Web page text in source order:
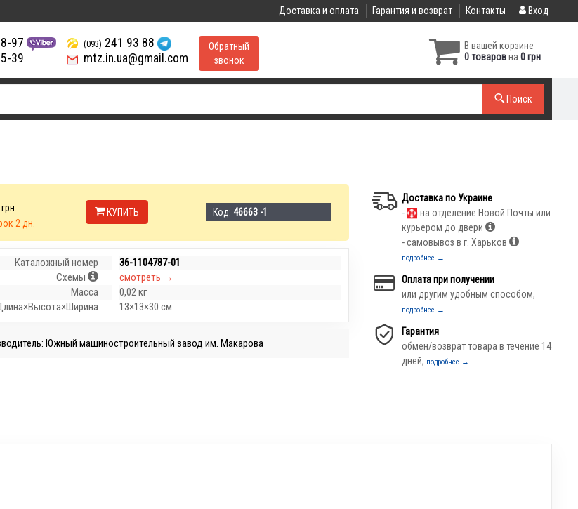
Доставка и оплата Гарантия и возврат Контакты Вход
97
39
(093) 241 93 88
mtz.in.ua@gmail.com
Обратный
звонок
В вашей корзине
0 товаровна 0 грн
Поиск
грн.
2 дн.
КУПИТЬ Код:46663 -1
Каталожный номер
36-1104787-01
Схемы
смотреть →
Масса
0,02 кг
13×13×30 см
Южный машиностроительный завод им. Макарова
Доставка по Украине
-
на отделение Новой Почты или
курьером до двери
- самовывоз в г. Харьков
подробнее →
Оплата при получении
или другим удобным способом,
подробнее →
Гарантия
обмен/возврат товара в течение 14
дней, подробнее →